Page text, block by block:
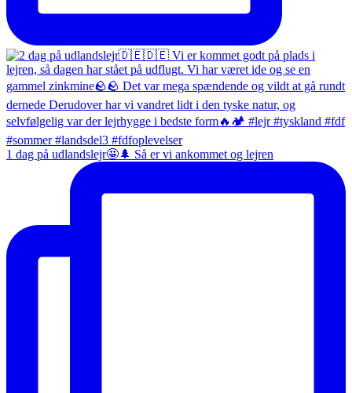
1 dag på udlandslejr🤩🌲 Så er vi ankommet og lejren